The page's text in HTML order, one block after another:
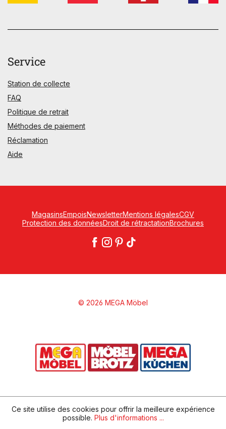
Service
Station de collecte
FAQ
Politique de retrait
Méthodes de paiement
Réclamation
Aide
MagasinsEmpoisNewsletterMentions légalesCGV
Protection des donnéesDroit de rétractationBrochures
© 2026 MEGA Möbel
Ce site utilise des cookies pour offrir la meilleure expérience
possible. Plus d'informations ...